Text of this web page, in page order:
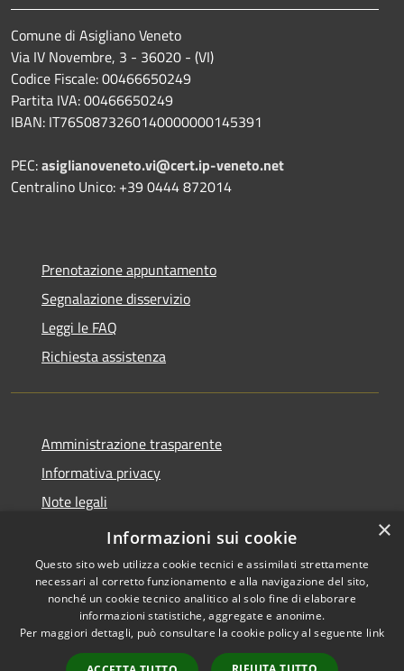
Comune di Asigliano Veneto
Via IV Novembre, 3 - 36020 - (VI)
Codice Fiscale: 00466650249
Partita IVA: 00466650249
IBAN: IT76S0873260140000000145391
PEC:asiglianoveneto.vi@cert.ip-veneto.net
Centralino Unico: +39 0444 872014
Prenotazione appuntamento
Segnalazione disservizio
Leggi le FAQ
Richiesta assistenza
Amministrazione trasparente
Informativa privacy
Note legali
Dichiarazione di accessibilità
Accessibilità
Copyright © 2026 • Comune di
Asigliano Veneto • Powered by
Municipium• Accesso
×
Informazioni sui cookie
Questo sito web utilizza cookie tecnici e assimilati strettamente
necessari al corretto funzionamento e alla navigazione del sito,
nonché un cookie tecnico analitico al solo fine di elaborare
informazioni statistiche, aggregate e anonime.
Per maggiori dettagli, può consultare la cookie policy al seguente link